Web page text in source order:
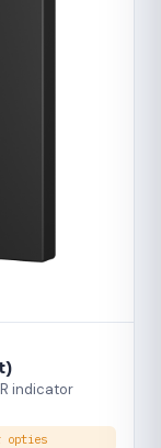
indicator
opties